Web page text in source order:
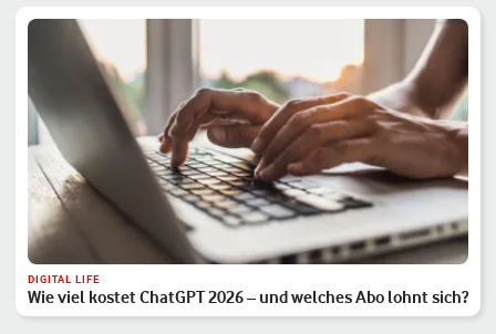
DIGITAL LIFE
Wie viel kostet ChatGPT 2026 – und welches Abo lohnt sich?